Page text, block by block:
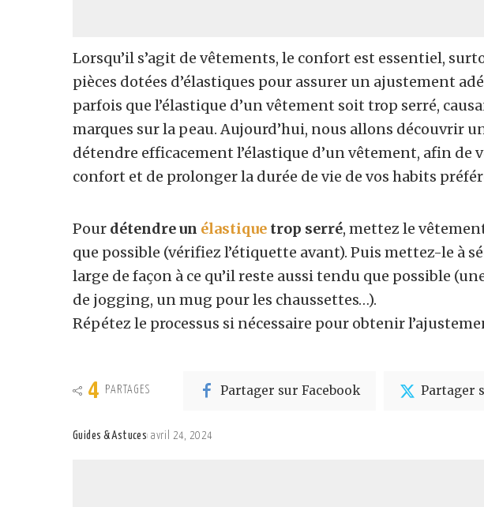
Lorsqu’il s’agit de vêtements, le confort est essentiel,
pièces dotées d’élastiques pour assurer un ajustement
parfois que l’élastique d’un vêtement soit trop serré,
marques sur la peau. Aujourd’hui, nous allons découvrir
détendre efficacement l’élastique d’un vêtement, afin
confort et de prolonger la durée de vie de vos habits
Pour détendre un élastique trop serré, mettez le
que possible (vérifiez l’étiquette avant). Puis mettez-le à
large de façon à ce qu’il reste aussi tendu que possible
de jogging, un mug pour les chaussettes…).
Répétez le processus si nécessaire pour obtenir
4 PARTAGES Partager sur Facebook Partager
Guides & Astuces avril 24, 2024